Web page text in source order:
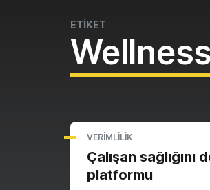
ETİKET
Wellness
VERIMLILIK
Çalışan
platformu